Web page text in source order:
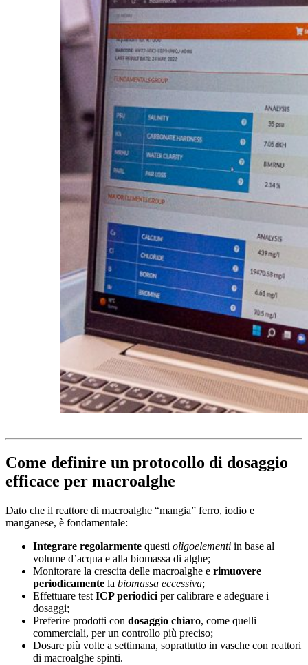
Come definire un protocollo di dosaggio
efficace per macroalghe
Dato che il reattore di macroalghe “mangia” ferro, iodio e
manganese, è fondamentale:
Integrare regolarmente questi oligoelementi in base al
volume d’acqua e alla biomassa di alghe;
Monitorare la crescita delle macroalghe e rimuovere
periodicamente la biomassa eccessiva;
Effettuare test ICP periodici per calibrare e adeguare i
dosaggi;
Preferire prodotti con dosaggio chiaro, come quelli
commerciali, per un controllo più preciso;
Dosare più volte a settimana, soprattutto in vasche con reattori
di macroalghe spinti.